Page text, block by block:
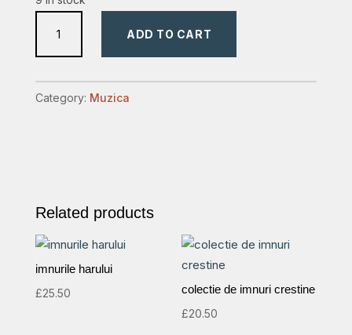
harului,
mare
de
ADD TO CART
Category: Muzica
Related products
imnurile harului
£25.50
colectie de imnuri crestine
£20.50